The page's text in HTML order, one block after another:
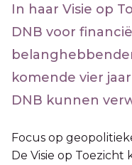
In haar Visie op
DNB voor
komende vier
DNB kunnen
Focus op
De Visie op